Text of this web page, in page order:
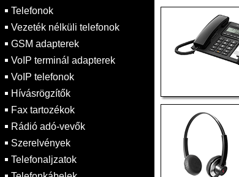
Telefonok
Vezeték nélküli telefonok
GSM adapterek
VoIP terminál adapterek
VoIP telefonok
Hívásrögzítők
Fax tartozékok
Rádió adó-vevők
Szerelvények
Telefonaljzatok